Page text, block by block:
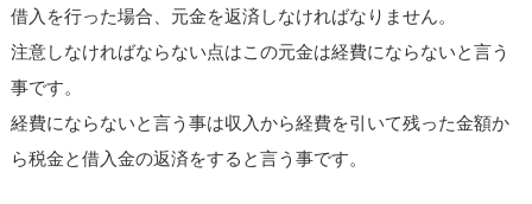
借入を行った場合、元金を返済しなければなりません。
注意しなければならない点はこの元金は経費にならないと言う
事です。
経費にならないと言う事は収入から経費を引いて残った金額か
ら税金と借入金の返済をすると言う事です。